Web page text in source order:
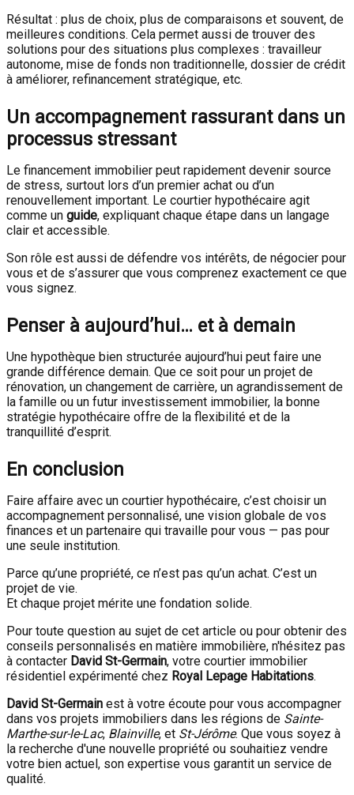
Résultat : plus de choix, plus de comparaisons et souvent, de
meilleures conditions. Cela permet aussi de trouver des
solutions pour des situations plus complexes : travailleur
autonome, mise de fonds non traditionnelle, dossier de crédit
à améliorer, refinancement stratégique, etc.
Un accompagnement rassurant dans un
processus stressant
Le financement immobilier peut rapidement devenir source
de stress, surtout lors d’un premier achat ou d’un
renouvellement important. Le courtier hypothécaire agit
comme un guide, expliquant chaque étape dans un langage
clair et accessible.
Son rôle est aussi de défendre vos intérêts, de négocier pour
vous et de s’assurer que vous comprenez exactement ce que
vous signez.
Penser à aujourd’hui… et à demain
Une hypothèque bien structurée aujourd’hui peut faire une
grande différence demain. Que ce soit pour un projet de
rénovation, un changement de carrière, un agrandissement de
la famille ou un futur investissement immobilier, la bonne
stratégie hypothécaire offre de la flexibilité et de la
tranquillité d’esprit.
En conclusion
Faire affaire avec un courtier hypothécaire, c’est choisir un
accompagnement personnalisé, une vision globale de vos
finances et un partenaire qui travaille pour vous — pas pour
une seule institution.
Parce qu’une propriété, ce n’est pas qu’un achat. C’est un
projet de vie.
Et chaque projet mérite une fondation solide.
Pour toute question au sujet de cet article ou pour obtenir des
conseils personnalisés en matière immobilière, n'hésitez pas
à contacter David St-Germain, votre courtier immobilier
résidentiel expérimenté chez Royal Lepage Habitations.
David St-Germain est à votre écoute pour vous accompagner
dans vos projets immobiliers dans les régions de Sainte-
Marthe-sur-le-Lac, Blainville, et St-Jérôme. Que vous soyez à
la recherche d'une nouvelle propriété ou souhaitiez vendre
votre bien actuel, son expertise vous garantit un service de
qualité.